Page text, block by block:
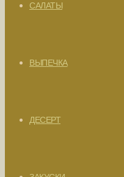
САЛАТЫ
ВЫПЕЧКА
ДЕСЕРТ